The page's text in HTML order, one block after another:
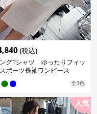
(税込)
グTシャツ ゆったりフィッ
ポーツ長袖ワンピース
全3色
人気